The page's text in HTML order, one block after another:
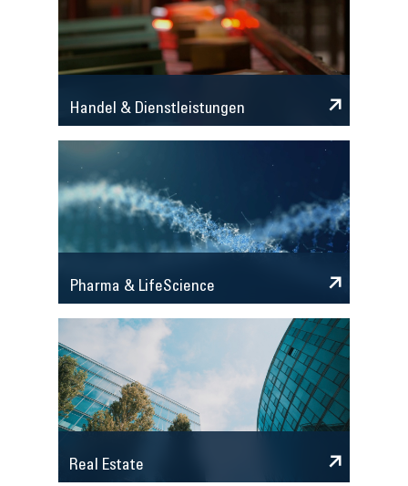
Handel & Dienstleistungen
Pharma & LifeScience
Real Estate